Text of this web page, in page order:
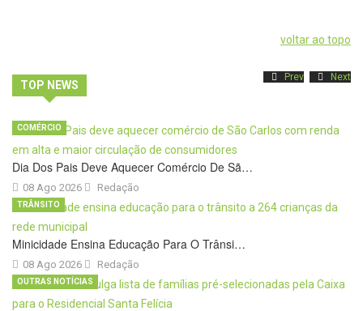
voltar ao topo
TOP NEWS
Prev Next
Dia Dos Pais Deve Aquecer Comércio De Sã…
08 Ago 2026
COMÉRCIO
Redação
Minicidade Ensina Educação Para O Trânsi…
08 Ago 2026
TRÂNSITO
Redação
OUTRAS NOTÍCIAS